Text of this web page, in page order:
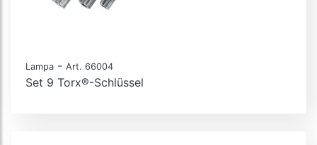
Lampa - Art. 66004
Set 9 Torx®-Schlüssel